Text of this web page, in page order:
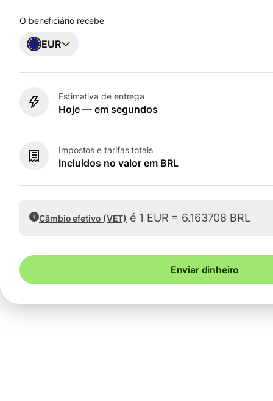
O beneficiário recebe
EUR
Estimativa de entrega
Hoje — em segundos
Impostos e tarifas totais
Incluídos no valor em BRL
Câmbio efetivo (VET) é 1 EUR = 6.163708 BRL
Enviar dinheiro